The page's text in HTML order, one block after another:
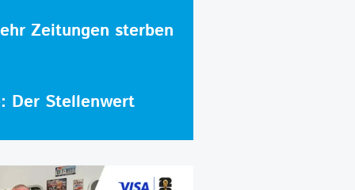
Zeitungen sterben
Der Stellenwert